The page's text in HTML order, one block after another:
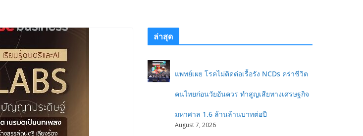
ล่าสุด
แพทย์เผย โรคไม่ติดต่อเรื้อรัง NCDs คร่าชีวิต
คนไทยก่อนวัยอันควร ทำสูญเสียทางเศรษฐกิจ
มหาศาล 1.6 ล้านล้านบาทต่อปี
August 7, 2026